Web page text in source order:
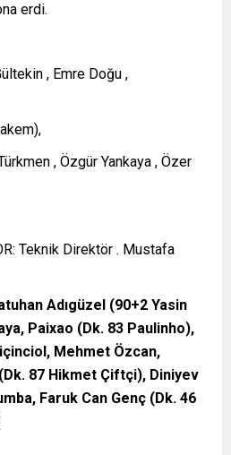
erdi.
, Emre Doğu ,
, Özgür Yankaya , Özer
Teknik Direktör . Mustafa
Adıgüzel (90+2 Yasin
Paixao (Dk. 83 Paulinho),
Mehmet Özcan,
87 Hikmet Çiftçi), Diniyev
Faruk Can Genç (Dk. 46